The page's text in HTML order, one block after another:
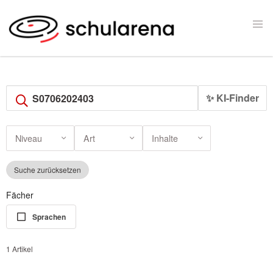
✨ KI-Finder
Niveau Art Inhalte
Suche zurücksetzen
Fächer
Sprachen
1 Artikel